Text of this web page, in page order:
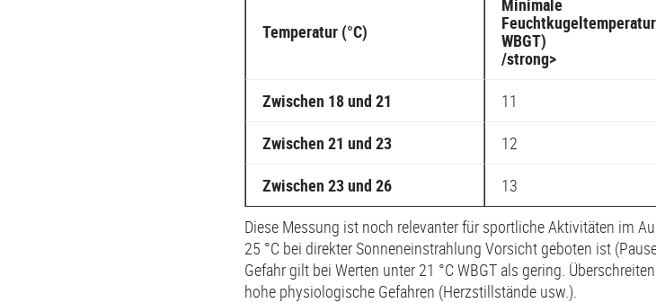
Temperatur (°C)
WBGT)
/strong>
Zwischen 18 und 21 11
Zwischen 21 und 23
12
Zwischen 23 und 26
13
Diese Messung ist noch relevanter für sportliche Aktivitäten im
25 °C bei direkter Sonneneinstrahlung Vorsicht geboten ist
Gefahr gilt bei Werten unter 21 °C WBGT als gering.
hohe physiologische Gefahren (Herzstillstände usw.).